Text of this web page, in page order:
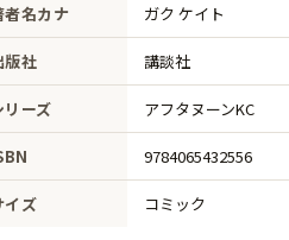
者名カナ ガク ケイト
版社 講談社
リーズ アフタヌーンKC
9784065432556
イズ コミック